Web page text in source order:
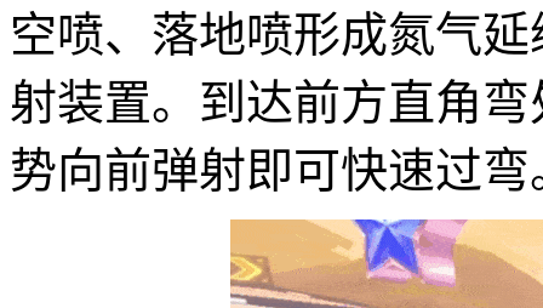
空喷、落地喷形成氮气
射装置。到达前方直角
势向前弹射即可快速过弯